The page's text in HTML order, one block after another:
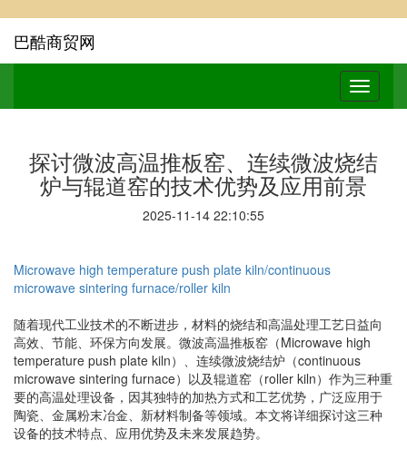
巴酷商贸网
探讨微波高温推板窑、连续微波烧结
炉与辊道窑的技术优势及应用前景
2025-11-14 22:10:55
Microwave high temperature push plate kiln/continuous
microwave sintering furnace/roller kiln
随着现代工业技术的不断进步，材料的烧结和高温处理工艺日益向
高效、节能、环保方向发展。微波高温推板窑（Microwave high
temperature push plate kiln）、连续微波烧结炉（continuous
microwave sintering furnace）以及辊道窑（roller kiln）作为三种重
要的高温处理设备，因其独特的加热方式和工艺优势，广泛应用于
陶瓷、金属粉末冶金、新材料制备等领域。本文将详细探讨这三种
设备的技术特点、应用优势及未来发展趋势。